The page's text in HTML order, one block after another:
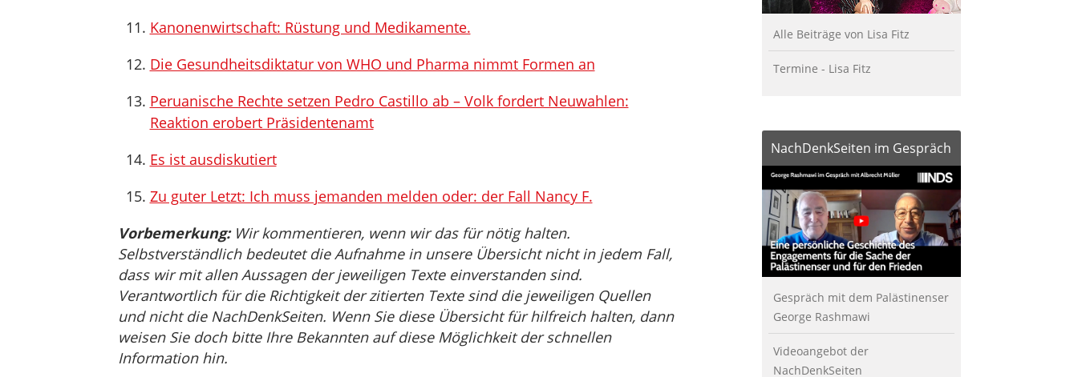
Kanonenwirtschaft: Rüstung und Medikamente.
Die Gesundheitsdiktatur von WHO und Pharma nimmt Formen an
Peruanische Rechte setzen Pedro Castillo ab – Volk fordert Neuwahlen:
Reaktion erobert Präsidentenamt
Es ist ausdiskutiert
Zu guter Letzt: Ich muss jemanden melden oder: der Fall Nancy F.
Vorbemerkung:Wir kommentieren, wenn wir das für nötig halten.
Selbstverständlich bedeutet die Aufnahme in unsere Übersicht nicht in jedem Fall,
dass wir mit allen Aussagen der jeweiligen Texte einverstanden sind.
Verantwortlich für die Richtigkeit der zitierten Texte sind die jeweiligen Quellen
und nicht die NachDenkSeiten. Wenn Sie diese Übersicht für hilfreich halten, dann
weisen Sie doch bitte Ihre Bekannten auf diese Möglichkeit der schnellen
Information hin.
Alle Beiträge von Lisa Fitz
Termine - Lisa Fitz
NachDenkSeiten im Gespräch
Gespräch mit dem Palästinenser
George Rashmawi
Videoangebot der
NachDenkSeiten